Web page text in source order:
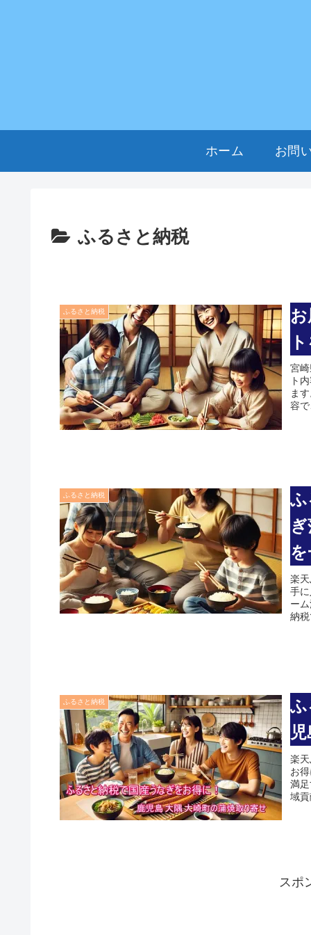
ホーム お問
ふるさと納税
ふるさと納税
宮
ト
ま
容
ふるさと納税
ふ
楽
手
ー
納
ふるさと納税
楽
お
満
域貢
スポ